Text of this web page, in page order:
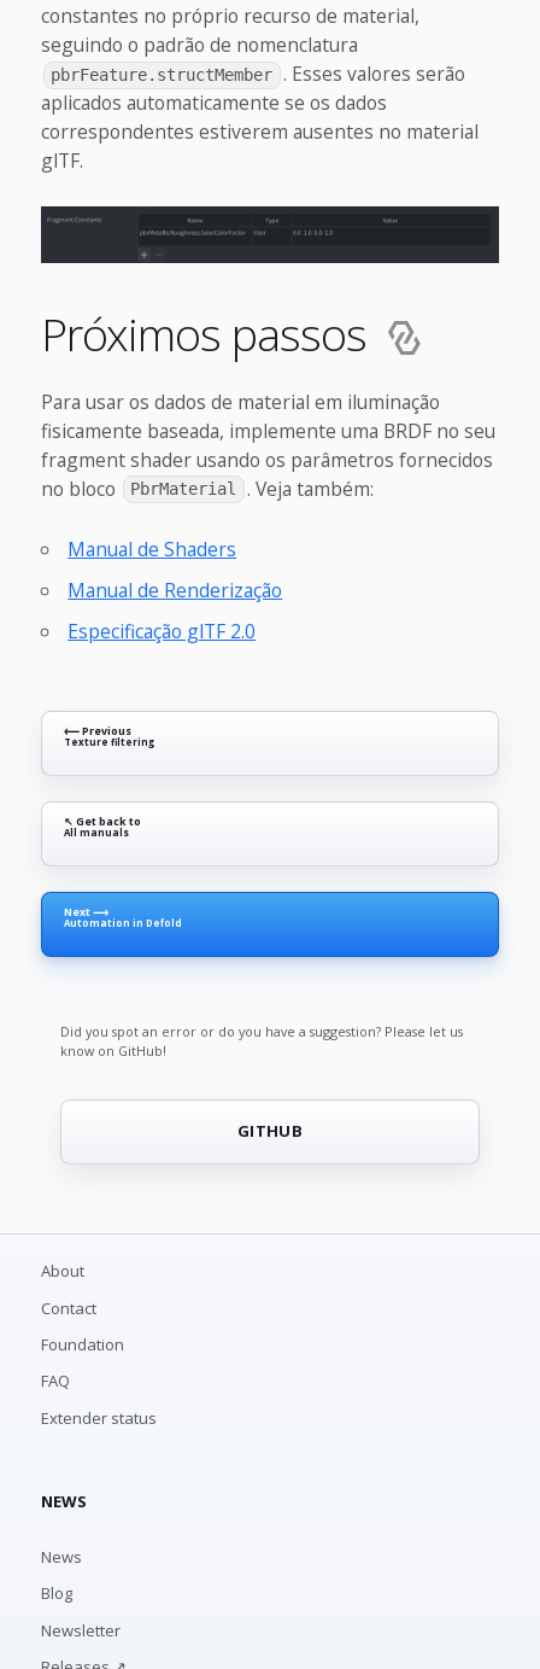
constantes no próprio recurso de material,
seguindo o padrão de nomenclatura
pbrFeature.structMember . Esses valores serão
aplicados automaticamente se os dados
correspondentes estiverem ausentes no material
glTF.
Próximos passos
Para usar os dados de material em iluminação
fisicamente baseada, implemente uma BRDF no seu
fragment shader usando os parâmetros fornecidos
no bloco
PbrMaterial . Veja também:
Manual de Shaders
Manual de Renderização
Especificação glTF 2.0
⟵ Previous
Texture filtering
↖ Get back to
All manuals
Next ⟶
Automation in Defold
Did you spot an error or do you have a suggestion? Please let us
know on GitHub!
GITHUB
About
Contact
Foundation
FAQ
Extender status
NEWS
News
Blog
Newsletter